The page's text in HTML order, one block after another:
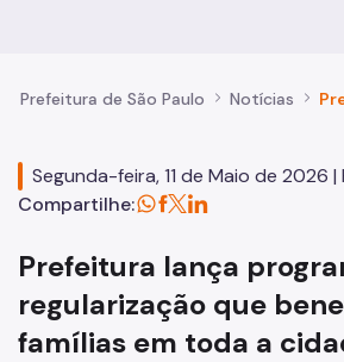
Prefeitura de São Paulo Notícias
Segunda-feira, 11 de Maio de 2026 |
Compartilhe:
Prefeitura lança
regularização que
famílias em toda a